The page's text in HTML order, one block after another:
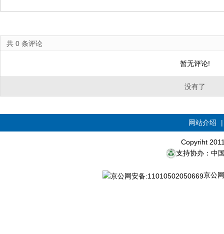
共 0 条评论
暂无评论!
没有了
网站介绍
Copyriht
支持协办：中
京公